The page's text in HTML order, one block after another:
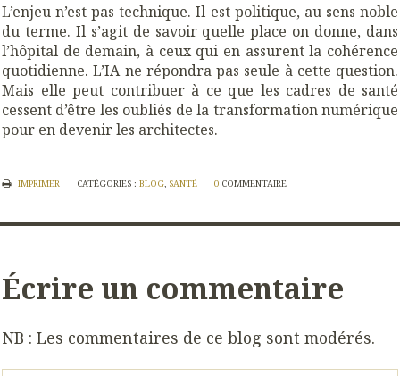
L’enjeu n’est pas technique. Il est politique, au sens noble
du terme. Il s’agit de savoir quelle place on donne, dans
l’hôpital de demain, à ceux qui en assurent la cohérence
quotidienne. L’IA ne répondra pas seule à cette question.
Mais elle peut contribuer à ce que les cadres de santé
cessent d’être les oubliés de la transformation numérique
pour en devenir les architectes.
IMPRIMER CATÉGORIES : BLOG, SANTÉ 0 COMMENTAIRE
Écrire un commentaire
NB : Les commentaires de ce blog sont modérés.